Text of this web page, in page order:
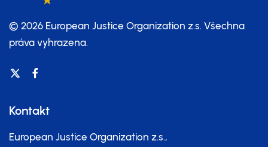
© 2026 European Justice Organization z.s. Všechna
práva vyhrazena.
Kontakt
European Justice Organization z.s.,